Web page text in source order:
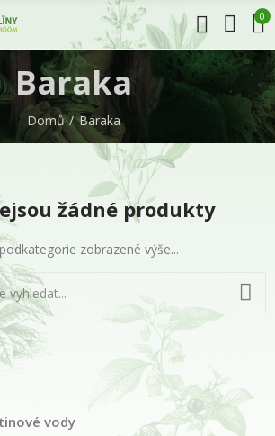
0
Baraka
Domů Baraka
žádné produkty
zobrazené výše...
vody